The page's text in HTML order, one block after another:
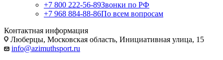
+7 800 222-56-89Звонки по РФ
+7 968 884-88-86По всем вопросам
Контактная информация
Люберцы, Московская область, Инициативная улица, 15
info@azimuthsport.ru